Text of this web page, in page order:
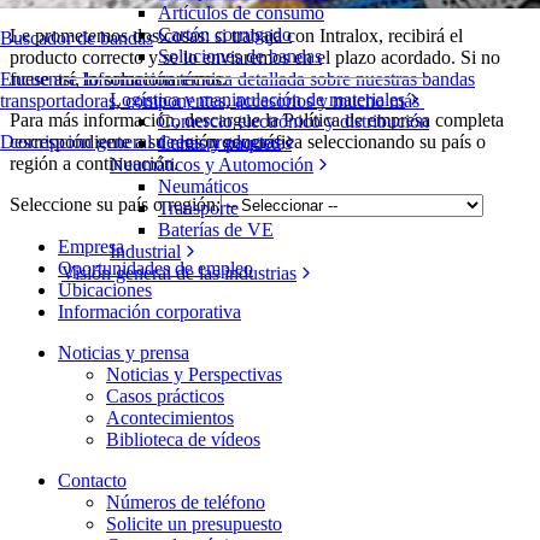
Buscador de bandas
Encuentre Información técnica detallada sobre nuestras bandas
transportadoras, componentes, accesorios y mucho más
Descripción general de los productos
Artículos de consumo
Cartón corrugado
Soluciones de bandas
Logística y manipulación de materiales
Comercio electrónico y distribución
Cartas y paquetes
Neumáticos y Automoción
Neumáticos
Transporte
Baterías de VE
Industrial
Visión general de las industrias
Le prometemos dos cosas: si trabaja con Intralox, recibirá el
producto correcto y se lo enviaremos en el plazo acordado. Si no
fuese así, lo solucionaremos.
Para más información, descargue la Política de empresa completa
correspondiente a su región geográfica seleccionando su país o
región a continuación.
Seleccione su país o región:
Empresa
Oportunidades de empleo
Ubicaciones
Información corporativa
Noticias y prensa
Noticias y Perspectivas
Casos prácticos
Acontecimientos
Biblioteca de vídeos
Contacto
Números de teléfono
Solicite un presupuesto